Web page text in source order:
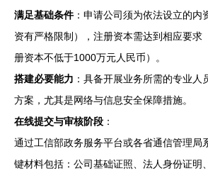
满足基础条件：申请公司须为依法设立的内
资有严格限制），注册资本需达到相应要求
册资本不低于1000万元人民币）。
搭建必要能力 ：具备开展业务所需的专业
方案，尤其是网络与信息安全保障措施。
在线提交与审核阶段 ：
通过工信部政务服务平台或各省通信管理局
键材料包括：公司基础证照、法人身份证明